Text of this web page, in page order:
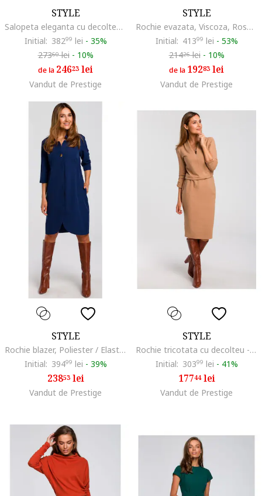
STYLE
Salopeta eleganta cu decolteu in V, Bleumarin
Initial: 38299 lei - 35%
27360lei - 10%
de la 24623lei
Vandut de Prestige
STYLE
Rochie evazata, Viscoza, Rosu, Rosu
Initial: 41399 lei - 53%
21426lei - 10%
de la 19283lei
Vandut de Prestige
STYLE
Rochie blazer, Poliester / Elastan, Negru, Albastru
Initial: 39499 lei - 39%
23853lei
Vandut de Prestige
STYLE
Rochie tricotata cu decolteu - cappuccino,
Initial: 30399 lei - 41%
17744lei
Vandut de Prestige